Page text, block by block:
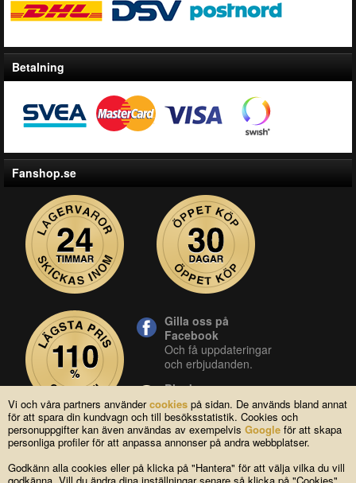
Vi och våra partners användercookies på sidan. De används bland annat
för att spara din kundvagn och till besöksstatistik. Cookies och
personuppgifter kan även användas av exempelvis Google för att skapa
personliga profiler för att anpassa annonser på andra webbplatser.
Godkänn alla cookies eller på klicka på "Hantera" för att välja vilka du vill
Betalning
Fanshop.se
Gilla oss på
Facebook
Och få uppdateringar
och erbjudanden.
Blocket
Vår butik på blocket.
YouTube
Se våra produkter live